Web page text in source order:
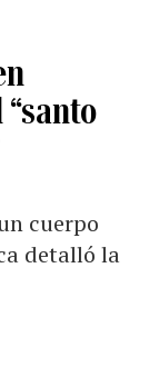
cuerpo
detalló la